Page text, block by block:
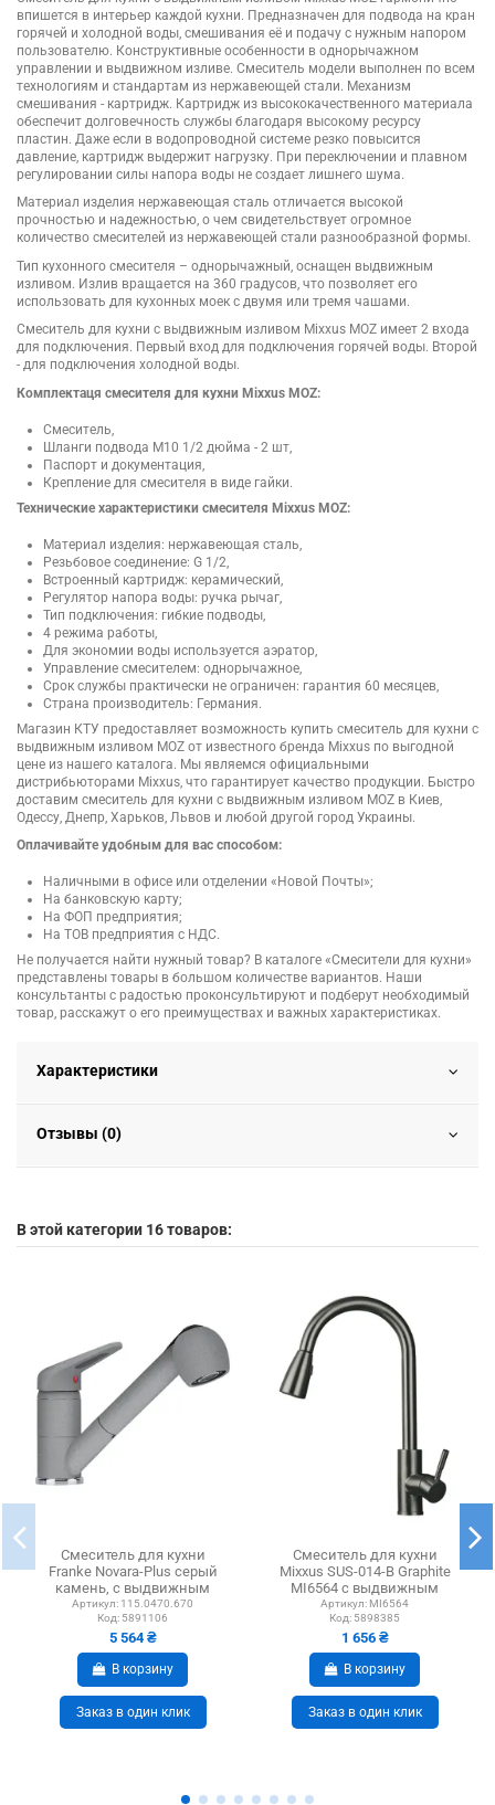
впишется в интерьер каждой кухни. Предназначен для подвода на кран
горячей и холодной воды, смешивания её и подачу с нужным напором
пользователю. Конструктивные особенности в однорычажном
управлении и выдвижном изливе. Смеситель модели выполнен по всем
технологиям и стандартам из нержавеющей стали. Механизм
смешивания - картридж. Картридж из высококачественного материала
обеспечит долговечность службы благодаря высокому ресурсу
пластин. Даже если в водопроводной системе резко повысится
давление, картридж выдержит нагрузку. При переключении и плавном
регулировании силы напора воды не создает лишнего шума.
Материал изделия нержавеющая сталь отличается высокой
прочностью и надежностью, о чем свидетельствует огромное
количество смесителей из нержавеющей стали разнообразной формы.
Тип кухонного смесителя – однорычажный, оснащен выдвижным
изливом. Излив вращается на 360 градусов, что позволяет его
использовать для кухонных моек с двумя или тремя чашами.
Смеситель для кухни с выдвижным изливом Mixxus MOZ имеет 2 входа
для подключения. Первый вход для подключения горячей воды. Второй
- для подключения холодной воды.
Комплектаця смесителя для кухни Mixxus MOZ:
Смеситель,
Шланги подвода М10 1/2 дюйма - 2 шт,
Паспорт и документация,
Крепление для смесителя в виде гайки.
Технические характеристики смесителя Mixxus MOZ:
Материал изделия: нержавеющая сталь,
Резьбовое соединение: G 1/2,
Встроенный картридж: керамический,
Регулятор напора воды: ручка рычаг,
Тип подключения: гибкие подводы,
4 режима работы,
Для экономии воды используется аэратор,
Управление смесителем: однорычажное,
Срок службы практически не ограничен: гарантия 60 месяцев,
Страна производитель: Германия.
Магазин КТУ предоставляет возможность купить смеситель для кухни с
выдвижным изливом MOZ от известного бренда Mixxus по выгодной
цене из нашего каталога. Мы являемся официальными
дистрибьюторами Mixxus, что гарантирует качество продукции. Быстро
доставим смеситель для кухни с выдвижным изливом MOZ в Киев,
Одессу, Днепр, Харьков, Львов и любой другой город Украины.
Оплачивайте удобным для вас способом:
Наличными в офисе или отделении «Новой Почты»;
На банковскую карту;
На ФОП предприятия;
На ТОВ предприятия с НДС.
Не получается найти нужный товар? В каталоге «Смесители для кухни»
представлены товары в большом количестве вариантов. Наши
консультанты с радостью проконсультируют и подберут необходимый
товар, расскажут о его преимуществах и важных характеристиках.
Характеристики
Отзывы (0)
В этой категории 16 товаров:
Смеситель для кухни
Franke Novara-Plus серый
камень, с выдвижным
изливом
Артикул: 115.0470.670
Код: 5891106
5 564 ₴
В корзину
Заказ в один клик
Смеситель для кухни
Mixxus SUS-014-B Graphite
MI6564 с выдвижным
изливом, черный
Артикул: MI6564
Код: 5898385
1 656 ₴
В корзину
Заказ в один клик